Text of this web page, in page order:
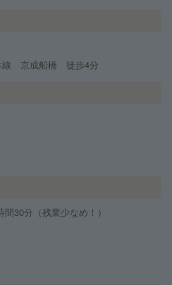
京成船橋 徒歩4分
30分（残業少なめ！）